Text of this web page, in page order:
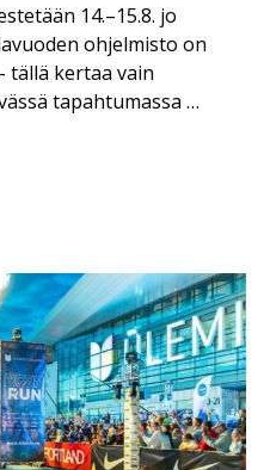
14.–15.8. jo
ohjelmisto on
tällä kertaa vain
tapahtumassa …